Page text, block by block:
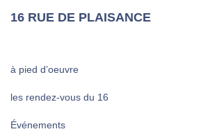
16 RUE DE PLAISANCE
à pied d’oeuvre
les rendez-vous du 16
Événements